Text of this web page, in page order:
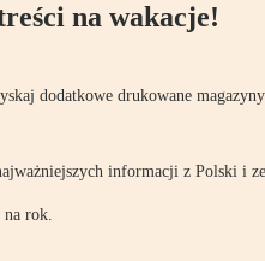
na wakacje!
dodatkowe drukowane
informacji z Polski i
na rok.